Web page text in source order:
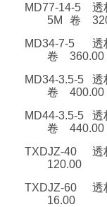
MD77-14-5
透
5M
卷
MD34-7-5
透
卷
360.00
MD34-3.5-5
透
卷
400.00
MD44-3.5-5
透
卷
440.00
TXDJZ-40
透
120.00
TXDJZ-60
透
16.00